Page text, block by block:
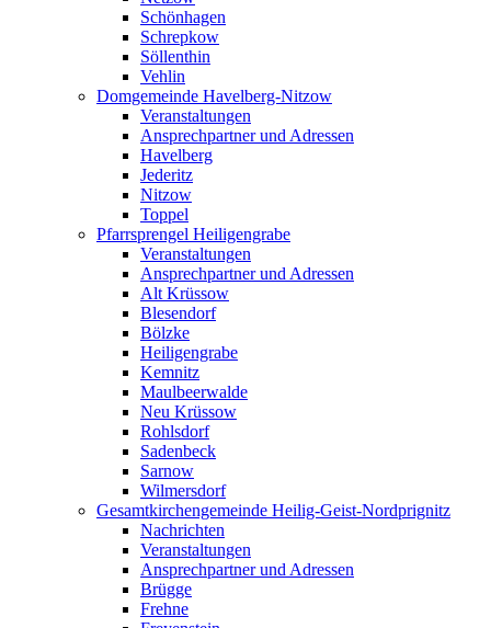
Schönhagen
Schrepkow
Söllenthin
Vehlin
Domgemeinde Havelberg-Nitzow
Veranstaltungen
Ansprechpartner und Adressen
Havelberg
Jederitz
Nitzow
Toppel
Pfarrsprengel Heiligengrabe
Veranstaltungen
Ansprechpartner und Adressen
Alt Krüssow
Blesendorf
Bölzke
Heiligengrabe
Kemnitz
Maulbeerwalde
Neu Krüssow
Rohlsdorf
Sadenbeck
Sarnow
Wilmersdorf
Gesamtkirchengemeinde Heilig-Geist-Nordprignitz
Nachrichten
Veranstaltungen
Ansprechpartner und Adressen
Brügge
Frehne